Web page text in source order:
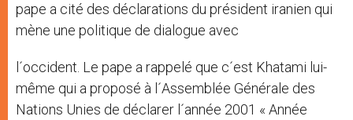
pape a cité des déclarations du président iranien qui
mène une politique de dialogue avec
l´occident. Le pape a rappelé que c´est Khatami lui-
même qui a proposé à l´Assemblée Générale des
Nations Unies de déclarer l´année 2001 « Année